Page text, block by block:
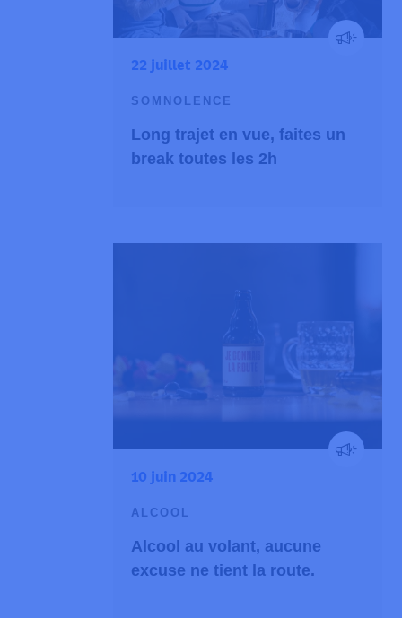
22 juillet 2024
SOMNOLENCE
Long trajet en vue, faites un
break toutes les 2h
10 juin 2024
ALCOOL
Alcool au volant, aucune
excuse ne tient la route.